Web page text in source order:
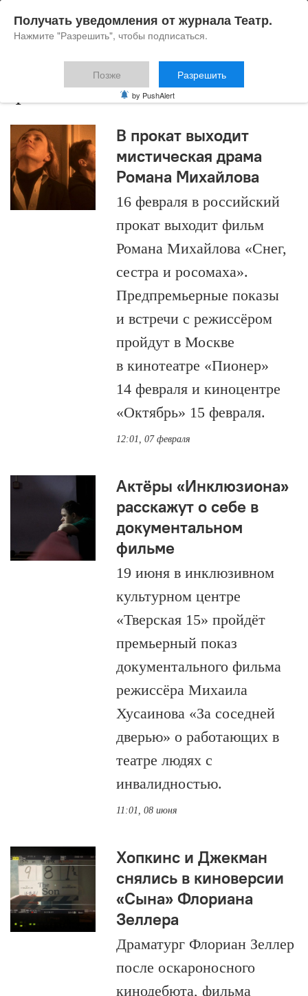
фильм
В прокат выходит
мистическая драма
Романа Михайлова
16 февраля в российский
прокат выходит фильм
Романа Михайлова «Снег,
сестра и росомаха».
Предпремьерные показы
и встречи с режиссёром
пройдут в Москве
в кинотеатре «Пионер»
14 февраля и киноцентре
«Октябрь» 15 февраля.
12:01, 07 февраля
Актёры «Инклюзиона»
расскажут о себе в
документальном
фильме
19 июня в инклюзивном
культурном центре
«Тверская 15» пройдёт
премьерный показ
документального фильма
режиссёра Михаила
Хусаинова «За соседней
дверью» о работающих в
театре людях с
инвалидностью.
11:01, 08 июня
Хопкинс и Джекман
снялись в киноверсии
«Сына» Флориана
Зеллера
Драматург Флориан Зеллер
после оскароносного
кинодебюта, фильма
Получать уведомления от журнала Театр.
Нажмите "Разрешить", чтобы подписаться.
Позже Разрешить
by PushAlert